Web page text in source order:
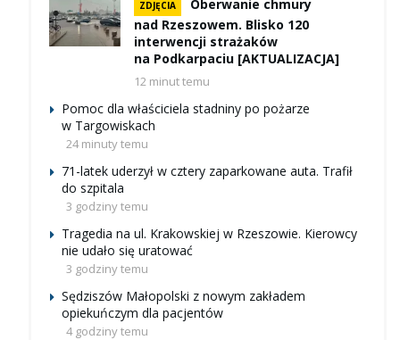
ZDJĘCIA
Oberwanie chmury
nad Rzeszowem. Blisko 120
interwencji strażaków
na Podkarpaciu [AKTUALIZACJA]
12 minut temu
Pomoc dla właściciela stadniny po pożarze
w Targowiskach
24 minuty temu
71-latek uderzył w cztery zaparkowane auta. Trafił
do szpitala
3 godziny temu
Tragedia na ul. Krakowskiej w Rzeszowie. Kierowcy
nie udało się uratować
3 godziny temu
Sędziszów Małopolski z nowym zakładem
opiekuńczym dla pacjentów
4 godziny temu